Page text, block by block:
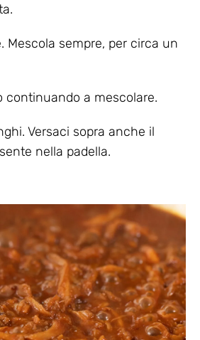
Mescola sempre, per circa un
continuando a mescolare.
Versaci sopra anche il
nella padella.